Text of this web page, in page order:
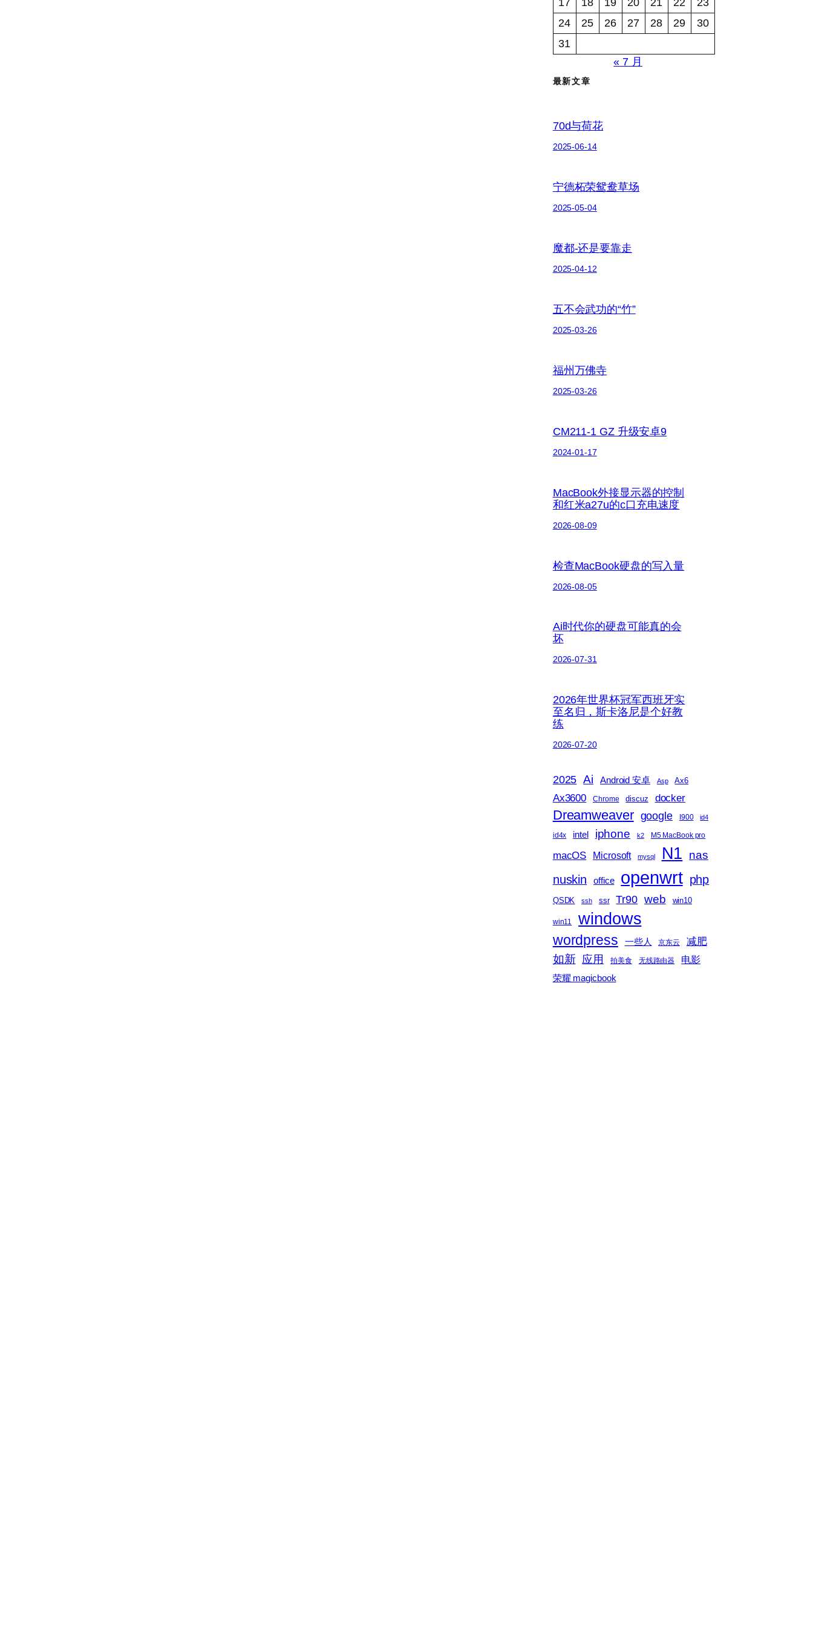
17 18 19 20 21 22
23
24
25 26 27 28 29
30
31
« 7 月
最新文章
70d与荷花
2025-06-14
宁德柘荣鸳鸯草场
2025-05-04
魔都-还是要靠走
2025-04-12
五不会武功的“竹”
2025-03-26
福州万佛寺
2025-03-26
CM211-1 GZ 升级安卓9
2024-01-17
MacBook外接显示器的控制
和红米a27u的c口充电速度
2026-08-09
检查MacBook硬盘的写入量
2026-08-05
Ai时代你的硬盘可能真的会
坏
2026-07-31
2026年世界杯冠军西班牙实
至名归，斯卡洛尼是个好教
练
2026-07-20
2025 Ai Android 安卓 Asp Ax6
Ax3600 Chrome discuz docker
Dreamweaver google I900 id4
id4x intel iphone k2 M5 MacBook pro
macOS Microsoft mysql N1 nas
nuskin
office openwrt php
QSDK ssh ssr Tr90 web win10
win11 windows
wordpress 一些人 京东云 减肥
如新 应用 拍美食 无线路由器 电影
荣耀 magicbook